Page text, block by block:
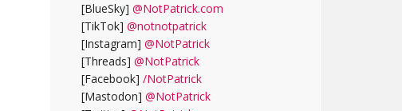
[BlueSky] @NotPatrick.com
[TikTok] @notnotpatrick
[Instagram] @NotPatrick
[Threads] @NotPatrick
[Facebook] /NotPatrick
[Mastodon] @NotPatrick